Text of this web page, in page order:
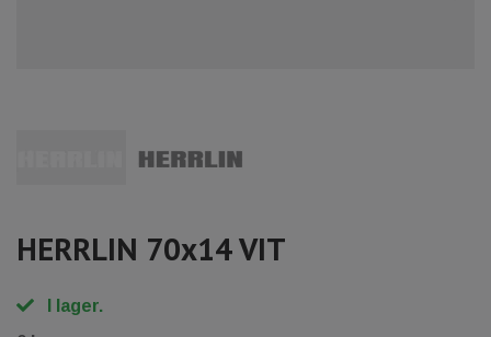
HERRLIN 70x14 VIT
I lager.